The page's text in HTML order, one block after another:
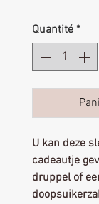
Quantité *
U kan deze
cadeautje
druppel of